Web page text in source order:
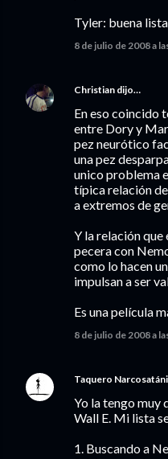
Tyler: buena
8 de julio de 2008 a
Christian dijo…
En eso coincido
entre Dory y
pez neurótico
una pez
unico problema
típica relación
a extremos de
Y la relación que
pecera con
como lo hacen
impulsan a ser
Es una película
8 de julio de 2008 a
Taquero
Yo la tengo muy
Wall E. Mi lista
1. Buscando a